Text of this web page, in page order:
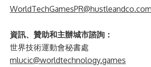
WorldTechGamesPR@hustleandco.com
資訊、贊助和主辦城市諮詢：
世界技術運動會秘書處
mlucic@worldtechnology.games